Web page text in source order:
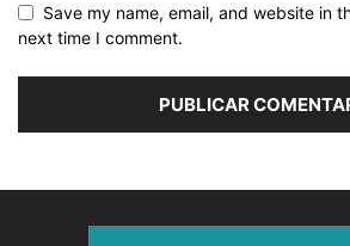
Save my name, email, and website in
next time I comment.